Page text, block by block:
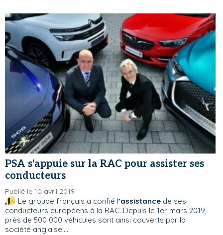
PSA s'appuie sur la RAC pour assister ses
conducteurs
Publié le 10 avril 2019
Le groupe français a confié l’assistancede ses
conducteurs européens à la RAC. Depuis le 1er mars 2019,
près de 500 000 véhicules sont ainsi couverts par la
société anglaise....